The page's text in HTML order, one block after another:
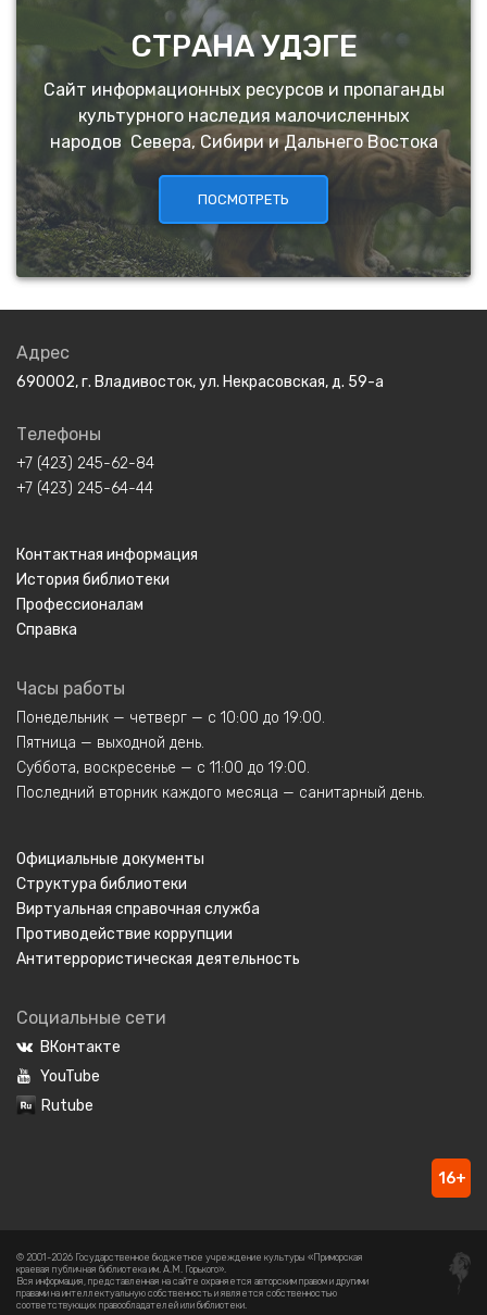
СТРАНА УДЭГЕ
Сайт информационных ресурсов и пропаганды
культурного наследия малочисленных
народов Севера, Сибири и Дальнего Востока
ПОСМОТРЕТЬ
Адрес
690002, г. Владивосток, ул. Некрасовская, д. 59-а
Телефоны
+7 (423) 245-62-84
+7 (423) 245-64-44
Контактная информация
История библиотеки
Профессионалам
Справка
Часы работы
Понедельник — четверг — с 10:00 до 19:00.
Пятница — выходной день.
Суббота, воскресенье — с 11:00 до 19:00.
Последний вторник каждого месяца — санитарный день.
Официальные документы
Структура библиотеки
Виртуальная справочная служба
Противодействие коррупции
Антитеррористическая деятельность
Социальные сети
ВКонтакте
YouTube
Rutube
16+
© 2001-2026 Государственное бюджетное учреждение культуры «Приморская
краевая публичная библиотека им. А.М. Горького».
Вся информация, представленная на сайте охраняется авторским правом и другими
правами на интеллектуальную собственность и является собственностью
соответствующих правообладателей или библиотеки.